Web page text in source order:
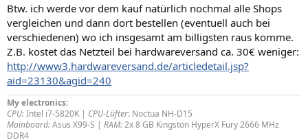
Btw. ich werde vor dem kauf natürlich nochmal alle Shops
vergleichen und dann dort bestellen (eventuell auch bei
verschiedenen) wo ich insgesamt am billigsten raus komme.
Z.B. kostet das Netzteil bei hardwareversand ca. 30€ weniger:
http://www3.hardwareversand.de/articledetail.jsp?
aid=23130&agid=240
My electronics:
CPU:Intel i7-5820K | CPU-Lüfter: Noctua NH-D15
Mainboard:Asus X99-S | RAM:2x 8 GB Kingston HyperX Fury 2666 MHz
DDR4